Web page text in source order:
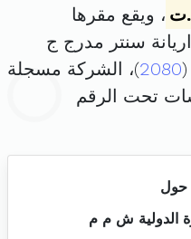
، ويقع مقرها
سنتر مدرج ج
2080)، الشركة مسجلة
تحت الرقم
حول
الدولية ش م م